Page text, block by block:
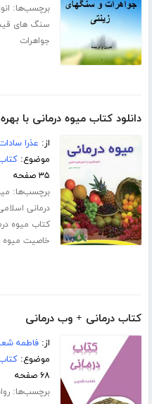
برچسب‌ها:
سنگ های
جواهرات
دانلود کتاب میوه درمانی با
از: عذرا
موضوع:
۳۵ صفحه
برچسب‌ها:
درمانی
کتاب میوه
خاصیت میوه
کتاب درمانی + وب درمانی
از:فاطمه
موضوع:
۶۸ صفحه
برچسب‌ها: